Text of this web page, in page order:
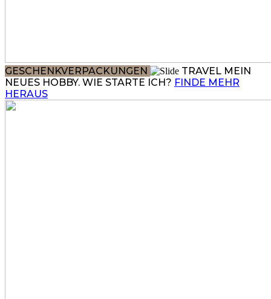
GESCHENKVERPACKUNGEN TRAVEL MEIN
NEUES HOBBY. WIE STARTE ICH? FINDE MEHR
HERAUS